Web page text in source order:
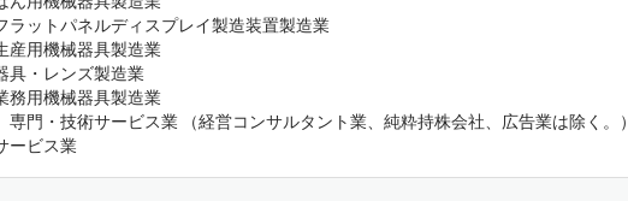
ラットパネルディスプレイ製造装置製造業
産用機械器具製造業
具・レンズ製造業
務用機械器具製造業
専門・技術サービス業 （経営コンサルタント業、純粋持株会社、広告業は除く。）
ービス業